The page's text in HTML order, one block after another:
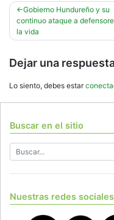
Navegación
de
entradas
Gobierno Hundureño y su
continuo ataque a
la vida
Dejar una
Lo siento, debes estar
Buscar en el sitio
Nuestras redes sociales